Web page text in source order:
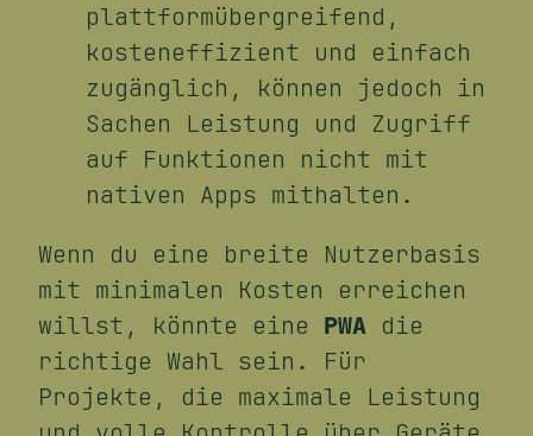
plattformübergreifend,
kosteneffizient und einfach
zugänglich, können jedoch in
Sachen Leistung und Zugriff
auf Funktionen nicht mit
nativen Apps mithalten.
Wenn du eine breite Nutzerbasis
mit minimalen Kosten erreichen
willst, könnte eine PWA die
richtige Wahl sein. Für
Projekte, die maximale Leistung